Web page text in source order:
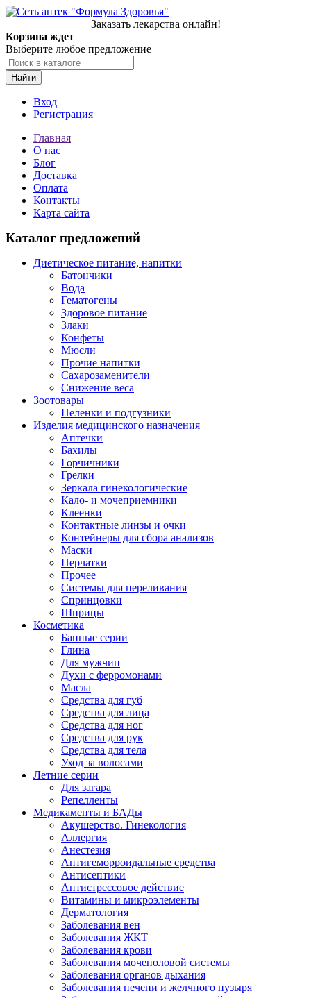
Заказать лекарства онлайн!
Корзина ждет
Выберите любое предложение
Найти
Вход
Регистрация
Главная
О нас
Блог
Доставка
Оплата
Контакты
Карта сайта
Каталог предложений
Диетическое питание, напитки
Батончики
Вода
Гематогены
Здоровое питание
Злаки
Конфеты
Мюсли
Прочие напитки
Сахарозаменители
Снижение веса
Зоотовары
Пеленки и подгузники
Изделия медицинского назначения
Аптечки
Бахилы
Горчичники
Грелки
Зеркала гинекологические
Кало- и мочеприемники
Клеенки
Контактные линзы и очки
Контейнеры для сбора анализов
Маски
Перчатки
Прочее
Системы для переливания
Спринцовки
Шприцы
Косметика
Банные серии
Глина
Для мужчин
Духи с ферромонами
Масла
Средства для губ
Средства для лица
Средства для ног
Средства для рук
Средства для тела
Уход за волосами
Летние серии
Для загара
Репелленты
Медикаменты и БАДы
Акушерство. Гинекология
Аллергия
Анестезия
Антигеморроидальные средства
Антисептики
Антистрессовое действие
Витамины и микроэлементы
Дерматология
Заболевания вен
Заболевания ЖКТ
Заболевания крови
Заболевания мочеполовой системы
Заболевания органов дыхания
Заболевания печени и желчного пузыря